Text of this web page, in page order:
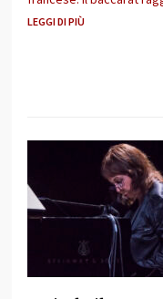
LEGGI DI PIÙ